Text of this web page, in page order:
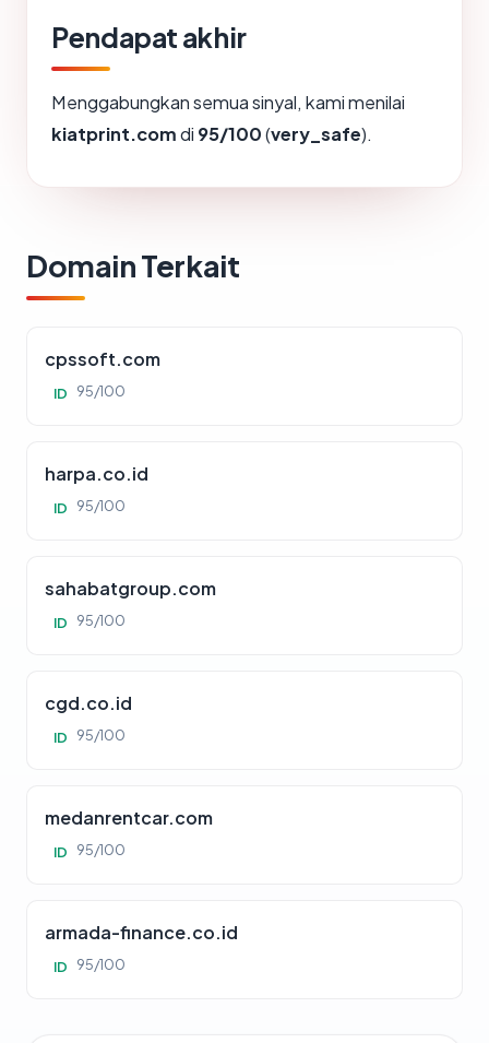
Pendapat akhir
Menggabungkan semua sinyal, kami menilai
kiatprint.comdi 95/100(very_safe).
Domain Terkait
cpssoft.com
ID 95/100
harpa.co.id
ID 95/100
sahabatgroup.com
ID 95/100
cgd.co.id
ID 95/100
medanrentcar.com
ID 95/100
armada-finance.co.id
ID 95/100